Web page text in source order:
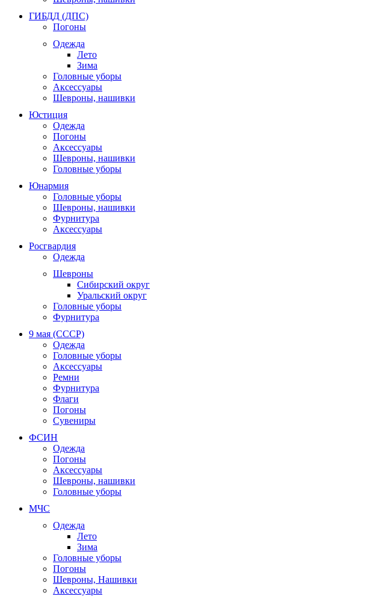
ГИБДД (ДПС)
Погоны
Одежда
Лето
Зима
Головные уборы
Аксессуары
Шевроны, нашивки
Юстиция
Одежда
Погоны
Аксессуары
Шевроны, нашивки
Головные уборы
Юнармия
Головные уборы
Шевроны, нашивки
Фурнитура
Аксессуары
Росгвардия
Одежда
Шевроны
Сибирский округ
Уральский округ
Головные уборы
Фурнитура
9 мая (СССР)
Одежда
Головные уборы
Аксессуары
Ремни
Фурнитура
Флаги
Погоны
Сувениры
ФСИН
Одежда
Погоны
Аксессуары
Шевроны, нашивки
Головные уборы
МЧС
Одежда
Лето
Зима
Головные уборы
Погоны
Шевроны, Нашивки
Аксессуары